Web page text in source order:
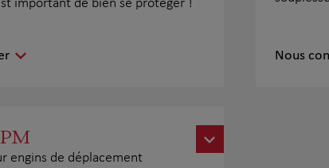
important de bien se protéger !
Nous
engins de déplacement